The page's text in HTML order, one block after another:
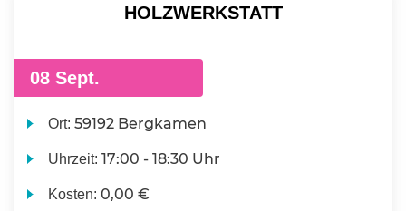
HOLZWERKSTATT
08 Sept.
Ort:59192 Bergkamen
Uhrzeit:17:00 - 18:30 Uhr
Kosten:0,00 €